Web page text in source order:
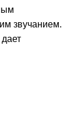
звучанием.